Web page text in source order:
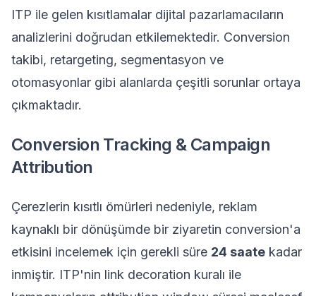
ITP ile gelen kısıtlamalar dijital pazarlamacıların
analizlerini doğrudan etkilemektedir. Conversion
takibi, retargeting, segmentasyon ve
otomasyonlar gibi alanlarda çeşitli sorunlar ortaya
çıkmaktadır.
Conversion Tracking & Campaign
Attribution
Çerezlerin kısıtlı ömürleri nedeniyle, reklam
kaynaklı bir dönüşümde bir ziyaretin conversion'a
etkisini incelemek için gerekli süre 24 saate kadar
inmiştir. ITP'nin link decoration kuralı ile